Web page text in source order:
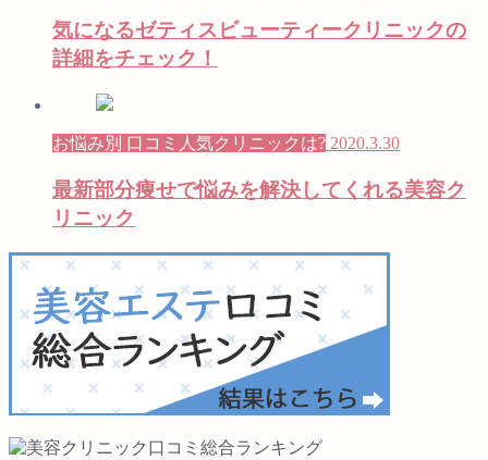
気になるゼティスビューティークリニックの
詳細をチェック！
お悩み別 口コミ人気クリニックは? 2020.3.30
最新部分痩せで悩みを解決してくれる美容ク
リニック